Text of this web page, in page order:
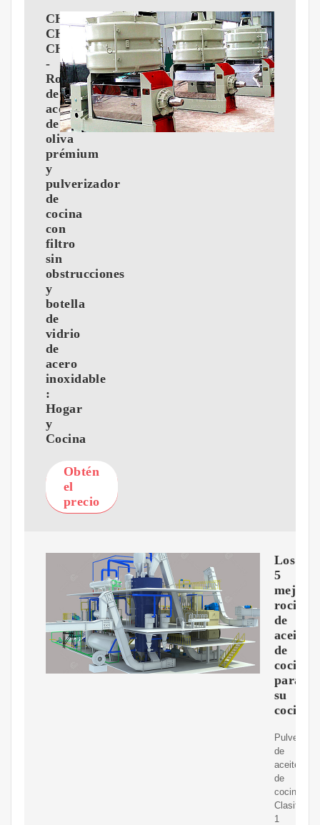
CHEFVANTAGE:
CHEFVANTAGE:
CHEFVANTAGE
-
Rociador
de
aceite
de
oliva
prémium
y
pulverizador
de
cocina
con
filtro
sin
obstrucciones
y
botella
de
vidrio
de
acero
inoxidable
:
Hogar
y
Cocina
Obtén
el
precio
Los
5
mejores
de
aceite
de
cocina
para
su
cocina
de
aceite
de
cocina
1